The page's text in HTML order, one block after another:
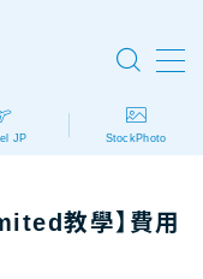
JP StockPhoto
教學】費用